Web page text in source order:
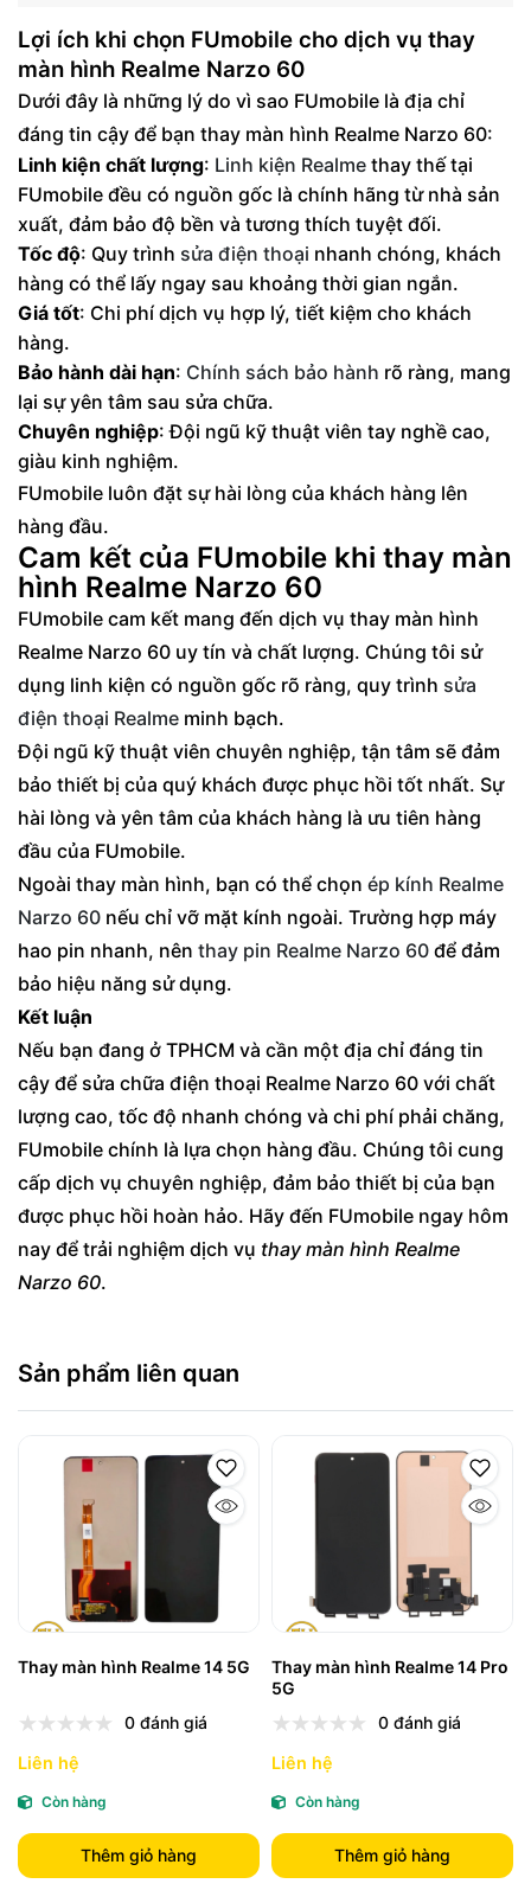
Lợi ích khi chọn FUmobile cho dịch vụ thay
màn hình Realme Narzo 60
Dưới đây là những lý do vì sao FUmobile là địa chỉ
đáng tin cậy để bạn thay màn hình Realme Narzo 60:
Linh kiện chất lượng: Linh kiện Realme thay thế tại
FUmobile đều có nguồn gốc là chính hãng từ nhà sản
xuất, đảm bảo độ bền và tương thích tuyệt đối.
Tốc độ: Quy trình sửa điện thoại nhanh chóng, khách
hàng có thể lấy ngay sau khoảng thời gian ngắn.
Giá tốt: Chi phí dịch vụ hợp lý, tiết kiệm cho khách
hàng.
Bảo hành dài hạn: Chính sách bảo hành rõ ràng, mang
lại sự yên tâm sau sửa chữa.
Chuyên nghiệp: Đội ngũ kỹ thuật viên tay nghề cao,
giàu kinh nghiệm.
FUmobile luôn đặt sự hài lòng của khách hàng lên
hàng đầu.
Cam kết của FUmobile khi thay màn
hình Realme Narzo 60
FUmobile cam kết mang đến dịch vụ thay màn hình
Realme Narzo 60 uy tín và chất lượng. Chúng tôi sử
dụng linh kiện có nguồn gốc rõ ràng, quy trình sửa
điện thoại Realme minh bạch.
Đội ngũ kỹ thuật viên chuyên nghiệp, tận tâm sẽ đảm
bảo thiết bị của quý khách được phục hồi tốt nhất. Sự
hài lòng và yên tâm của khách hàng là ưu tiên hàng
đầu của FUmobile.
Ngoài thay màn hình, bạn có thể chọn ép kính Realme
Narzo 60 nếu chỉ vỡ mặt kính ngoài. Trường hợp máy
hao pin nhanh, nên thay pin Realme Narzo 60 để đảm
bảo hiệu năng sử dụng.
Kết luận
Nếu bạn đang ở TPHCM và cần một địa chỉ đáng tin
cậy để sửa chữa điện thoại Realme Narzo 60 với chất
lượng cao, tốc độ nhanh chóng và chi phí phải chăng,
FUmobile chính là lựa chọn hàng đầu. Chúng tôi cung
cấp dịch vụ chuyên nghiệp, đảm bảo thiết bị của bạn
được phục hồi hoàn hảo. Hãy đến FUmobile ngay hôm
nay để trải nghiệm dịch vụ thay màn hình Realme
Narzo 60.
Sản phẩm liên quan
Thay màn hình Realme 14 5G
0 đánh giá
Liên hệ
Còn hàng
Thêm giỏ hàng
Thay màn hình Realme 14 Pro
5G
0 đánh giá
Liên hệ
Còn hàng
Thêm giỏ hàng